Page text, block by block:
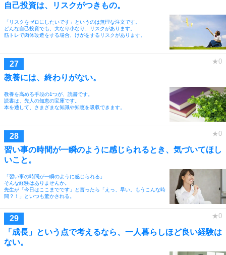
自己投資は、リスクがつきもの。
「リスクをゼロにしたいです」というのは無理な注文です。
どんな自己投資でも、大なり小なり、リスクがあります。
筋トレで肉体改造をする場合、けがをするリスクがあります。
教養には、終わりがない。
教養を高める手段の1つが、読書です。
読書は、先人の知恵の宝庫です。
本を通して、さまざまな知識や知恵を吸収できます。
習い事の時間が一瞬のように感じられるとき、気づいてほし
いこと。
「習い事の時間が一瞬のように感じられる」
そんな経験はありませんか。
先生が「今日はここまでです」と言ったら「えっ、早い。もうこんな時
間？！」といつも驚かされる。
「成長」という点で考えるなら、一人暮らしほど良い経験は
ない。